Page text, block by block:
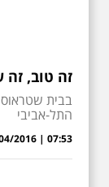
זה טוב,
התל-אביבי
07:53 | 24/04/2016